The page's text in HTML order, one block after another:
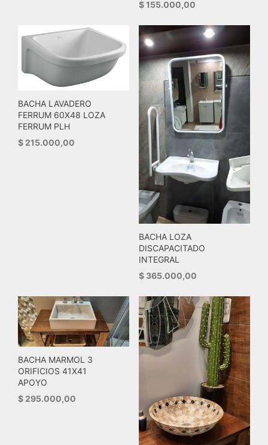
$155.000,00
BACHA LAVADERO
FERRUM 60X48 LOZA
FERRUM PLH
$ 215.000,00
BACHA LOZA
DISCAPACITADO
INTEGRAL
$365.000,00
BACHA MARMOL 3
ORIFICIOS 41X41
APOYO
$ 295.000,00